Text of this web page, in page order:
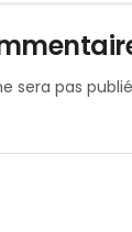
sera pas